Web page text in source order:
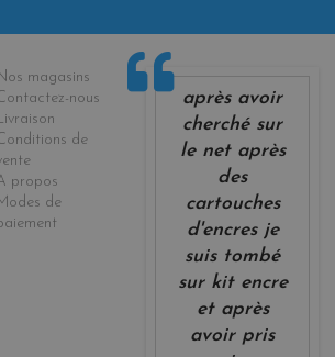
magasins
nous
de
propos
de
après avoir
cherché sur
le net après
des
cartouches
d'encres je
suis tombé
sur kit encre
et après
avoir pris